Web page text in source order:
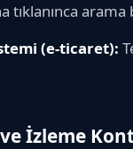
tıklanınca arama
(e-ticaret):
İzleme